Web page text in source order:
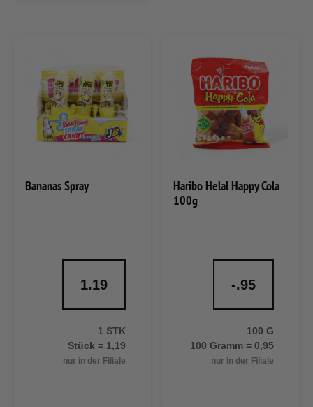
Bananas Spray
1.19
1 STK
Stück = 1,19
nur in der Filiale
Haribo Helal Happy Cola
100g
-.95
100 G
100 Gramm = 0,95
nur in der Filiale